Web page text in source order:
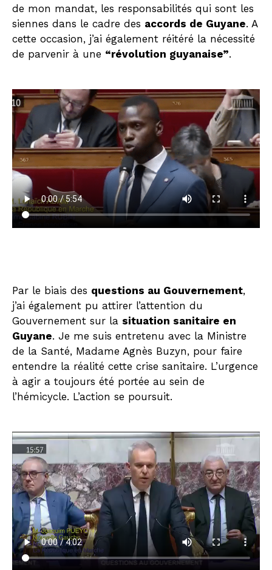
de mon mandat, les responsabilités qui sont les
siennes dans le cadre des accords de Guyane. A
cette occasion, j’ai également réitéré la nécessité
de parvenir à une “révolution guyanaise”.
Par le biais des questions au Gouvernement,
j’ai également pu attirer l’attention du
Gouvernement sur la situation sanitaire en
Guyane. Je me suis entretenu avec la Ministre
de la Santé, Madame Agnès Buzyn, pour faire
entendre la réalité cette crise sanitaire. L’urgence
à agir a toujours été portée au sein de
l’hémicycle. L’action se poursuit.